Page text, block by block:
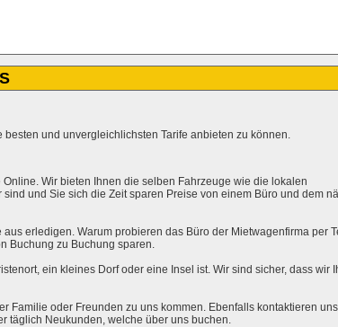
und unvergleichlichsten Tarife anbieten zu können.
Wir bieten Ihnen die selben Fahrzeuge wie die lokalen
und Sie sich die Zeit sparen Preise von einem Büro und dem
erledigen. Warum probieren das Büro der Mietwagenfirma per
Buchung zu Buchung sparen.
ein kleines Dorf oder eine Insel ist. Wir sind sicher, dass wir
Familie oder Freunden zu uns kommen. Ebenfalls kontaktieren
täglich Neukunden, welche über uns buchen.